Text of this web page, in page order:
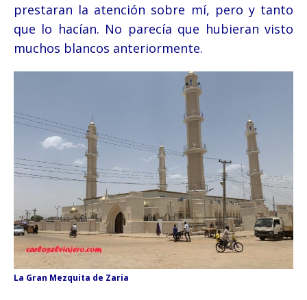
prestaran la atención sobre mí, pero y tanto
que lo hacían. No parecía que hubieran visto
muchos blancos anteriormente.
La Gran Mezquita de Zaria